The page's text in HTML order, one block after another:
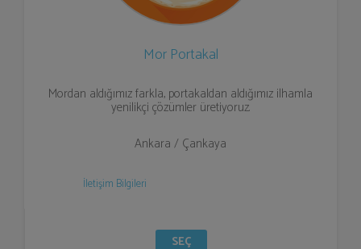
Mor Portakal
Mordan aldığımız farkla, portakaldan aldığımız ilhamla
yenilikçi çözümler üretiyoruz.
Ankara / Çankaya
İletişim Bilgileri
SEÇ